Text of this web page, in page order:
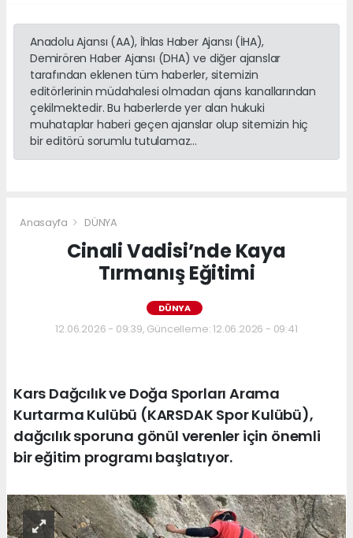
Anadolu Ajansı (AA), İhlas Haber Ajansı (İHA),
Demirören Haber Ajansı (DHA) ve diğer ajanslar
tarafından eklenen tüm haberler, sitemizin
editörlerinin müdahalesi olmadan ajans kanallarından
çekilmektedir. Bu haberlerde yer alan hukuki
muhataplar haberi geçen ajanslar olup sitemizin hiç
bir editörü sorumlu tutulamaz...
Anasayfa DÜNYA
Cinali Vadisi’nde Kaya
Tırmanış Eğitimi
DÜNYA
12.06.2026 - 09:39, Güncelleme: 12.06.2026 - 09:41
Kars Dağcılık ve Doğa Sporları Arama
Kurtarma Kulübü (KARSDAK Spor Kulübü),
dağcılık sporuna gönül verenler için önemli
bir eğitim programı başlatıyor.